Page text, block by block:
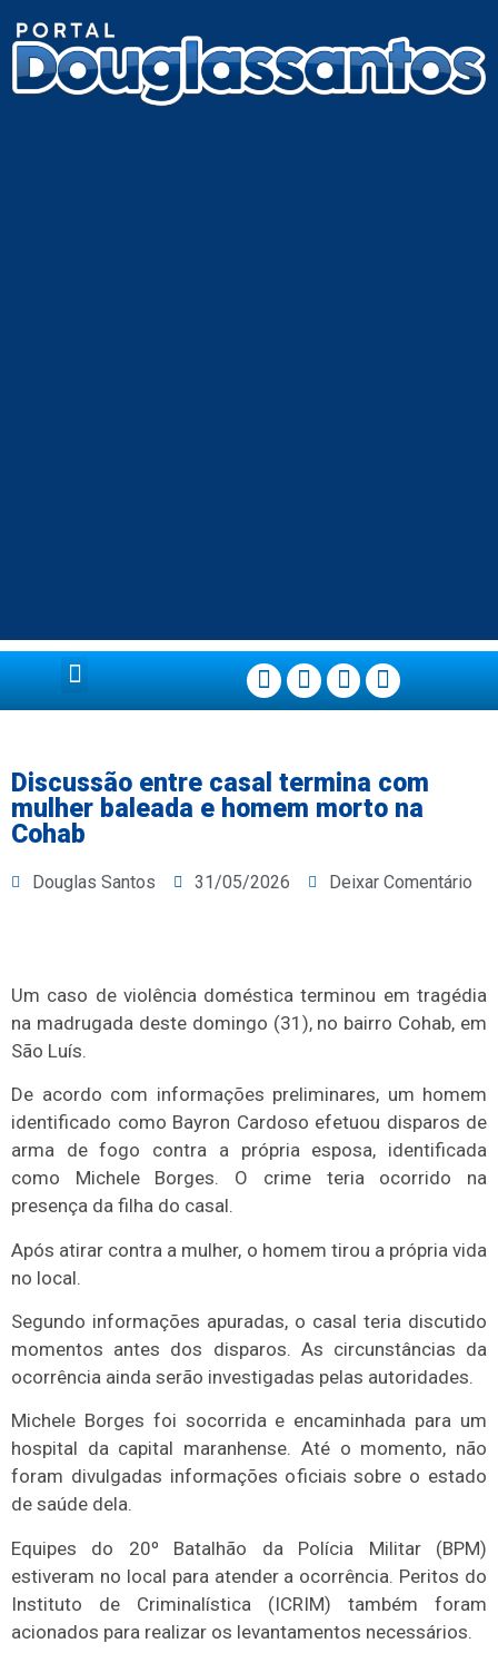
Discussão entre casal termina com
mulher baleada e homem morto na
Cohab
Douglas Santos 31/05/2026 Deixar Comentário
Um caso de violência doméstica terminou em tragédia
na madrugada deste domingo (31), no bairro Cohab, em
São Luís.
De acordo com informações preliminares, um homem
identificado como Bayron Cardoso efetuou disparos de
arma de fogo contra a própria esposa, identificada
como Michele Borges. O crime teria ocorrido na
presença da filha do casal.
Após atirar contra a mulher, o homem tirou a própria vida
no local.
Segundo informações apuradas, o casal teria discutido
momentos antes dos disparos. As circunstâncias da
ocorrência ainda serão investigadas pelas autoridades.
Michele Borges foi socorrida e encaminhada para um
hospital da capital maranhense. Até o momento, não
foram divulgadas informações oficiais sobre o estado
de saúde dela.
Equipes do 20º Batalhão da Polícia Militar (BPM)
estiveram no local para atender a ocorrência. Peritos do
Instituto de Criminalística (ICRIM) também foram
acionados para realizar os levantamentos necessários.